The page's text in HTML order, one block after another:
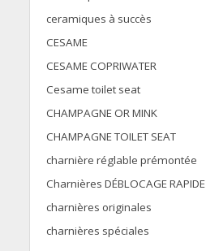
ceramiques à succès
CESAME
CESAME COPRIWATER
Cesame toilet seat
CHAMPAGNE OR MINK
CHAMPAGNE TOILET SEAT
charnière réglable prémontée
Charnières DÉBLOCAGE RAPIDE
charnières originales
charnières spéciales